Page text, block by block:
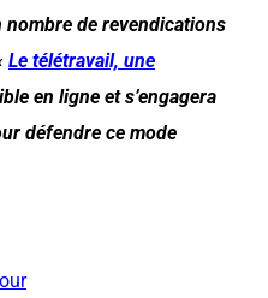
nombre de revendications
Le télétravail, une
en ligne et s’engagera
défendre ce mode